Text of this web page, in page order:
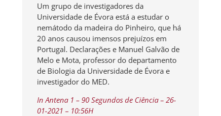
Um grupo de investigadores da
Universidade de Évora está a estudar o
nemátodo da madeira do Pinheiro, que há
20 anos causou imensos prejuízos em
Portugal. Declarações e Manuel Galvão de
Melo e Mota, professor do departamento
de Biologia da Universidade de Évora e
investigador do MED.
In Antena 1 – 90 Segundos de Ciência – 26-
01-2021 – 10:56H